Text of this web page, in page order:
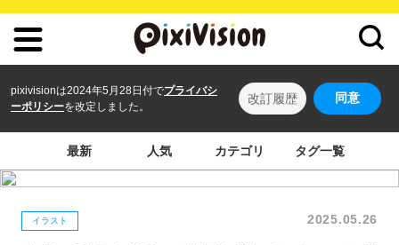
pixivisionは2024年5月28日付でプライバシ
ーポリシーを改定しました。
改訂履歴 同意
最新 人気 カテゴリ タグ一覧
イラスト 2025.05.26